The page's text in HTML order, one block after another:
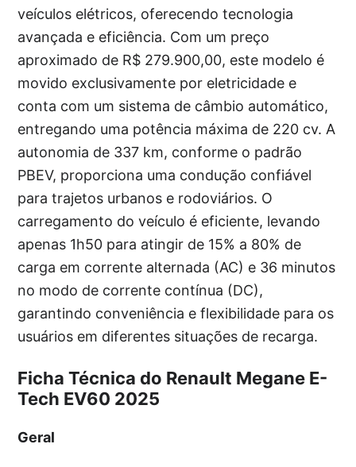
veículos elétricos, oferecendo tecnologia
avançada e eficiência. Com um preço
aproximado de R$ 279.900,00, este modelo é
movido exclusivamente por eletricidade e
conta com um sistema de câmbio automático,
entregando uma potência máxima de 220 cv. A
autonomia de 337 km, conforme o padrão
PBEV, proporciona uma condução confiável
para trajetos urbanos e rodoviários. O
carregamento do veículo é eficiente, levando
apenas 1h50 para atingir de 15% a 80% de
carga em corrente alternada (AC) e 36 minutos
no modo de corrente contínua (DC),
garantindo conveniência e flexibilidade para os
usuários em diferentes situações de recarga.
Ficha Técnica do Renault Megane E-
Tech EV60 2025
Geral